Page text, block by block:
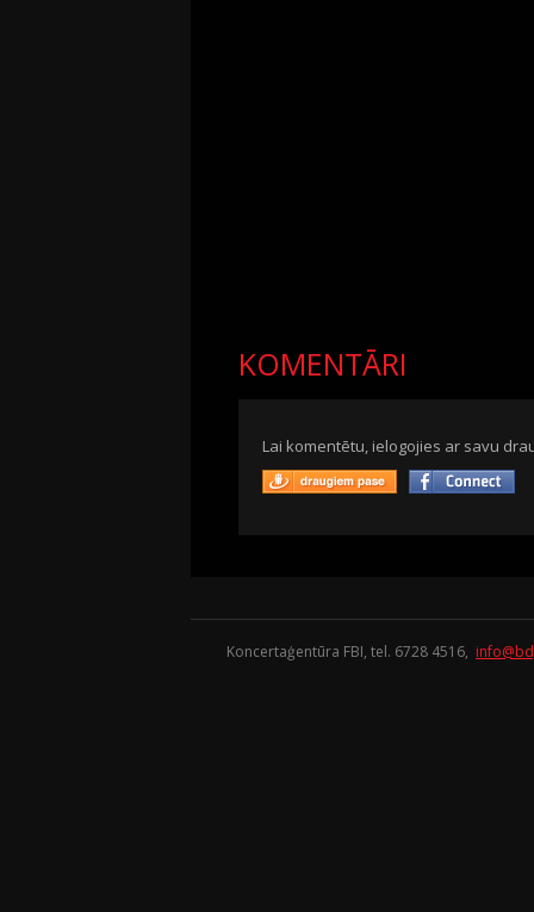
KOMENTĀRI
Lai komentētu, ielogojies ar savu
Koncertaģentūra FBI, tel. 6728 4516,